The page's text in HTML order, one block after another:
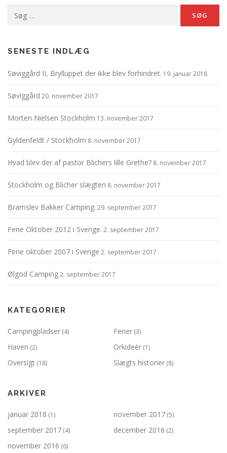
efter:
SENESTE INDLÆG
Søviggård II, Brylluppet der ikke blev forhindret. 19. januar 2018
Søviggård 20. november 2017
Morten Nielsen Stockholm 13. november 2017
Gyldenfeldt / Stockholm 8. november 2017
Hvad blev der af pastor Blichers lille Grethe? 8. november 2017
Stockholm og Blicher slægten 8. november 2017
Bramslev Bakker Camping. 29. september 2017
Ferie Oktober 2012 i Sverige. 2. september 2017
Ferie oktober 2007 i Sverige 2. september 2017
Ølgod Camping2. september 2017
KATEGORIER
Campingpladser (4) Ferier (3)
Haven (2) Orkideér (1)
Oversigt (18) Slægts historier (8)
ARKIVER
januar 2018 (1) november 2017 (5)
september 2017 (4) december 2016 (2)
november 2016 (6)